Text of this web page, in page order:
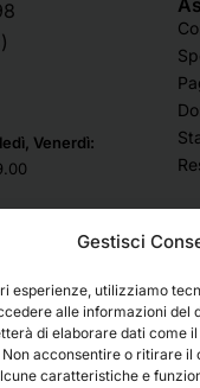
Gestisci
esperienze, utilizziamo
alle informazioni del
di elaborare dati come
acconsentire o ritirare il
caratteristiche e
acrilico
Venerdì: